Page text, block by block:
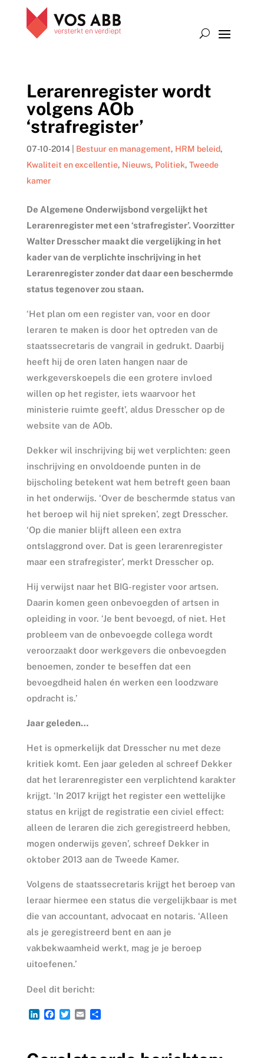
Lerarenregister wordt
volgens AOb
‘strafregister’
07-10-2014| Bestuur en management, HRM beleid,
Kwaliteit en excellentie, Nieuws, Politiek, Tweede
kamer
De Algemene Onderwijsbond vergelijkt het
Lerarenregister met een ‘strafregister’. Voorzitter
Walter Dresscher maakt die vergelijking in het
kader van de verplichte inschrijving in het
Lerarenregister zonder dat daar een beschermde
status tegenover zou staan.
‘Het plan om een register van, voor en door
leraren te maken is door het optreden van de
staatssecretaris de vangrail in gedrukt. Daarbij
heeft hij de oren laten hangen naar de
werkgeverskoepels die een grotere invloed
willen op het register, iets waarvoor het
ministerie ruimte geeft’, aldus Dresscher op de
website van de AOb.
Dekker wil inschrijving bij wet verplichten: geen
inschrijving en onvoldoende punten in de
bijscholing betekent wat hem betreft geen baan
in het onderwijs. ‘Over de beschermde status van
het beroep wil hij niet spreken’, zegt Dresscher.
‘Op die manier blijft alleen een extra
ontslaggrond over. Dat is geen lerarenregister
maar een strafregister’, merkt Dresscher op.
Hij verwijst naar het BIG-register voor artsen.
Daarin komen geen onbevoegden of artsen in
opleiding in voor. ‘Je bent bevoegd, of niet. Het
probleem van de onbevoegde collega wordt
veroorzaakt door werkgevers die onbevoegden
benoemen, zonder te beseffen dat een
bevoegdheid halen én werken een loodzware
opdracht is.’
Jaar geleden…
Het is opmerkelijk dat Dresscher nu met deze
kritiek komt. Een jaar geleden al schreef Dekker
dat het lerarenregister een verplichtend karakter
krijgt. ‘In 2017 krijgt het register een wettelijke
status en krijgt de registratie een civiel effect:
alleen de leraren die zich geregistreerd hebben,
mogen onderwijs geven’, schreef Dekker in
oktober 2013 aan de Tweede Kamer.
Volgens de staatssecretaris krijgt het beroep van
leraar hiermee een status die vergelijkbaar is met
die van accountant, advocaat en notaris. ‘Alleen
als je geregistreerd bent en aan je
vakbekwaamheid werkt, mag je je beroep
uitoefenen.’
Deel dit bericht:
L
F
T
E
D